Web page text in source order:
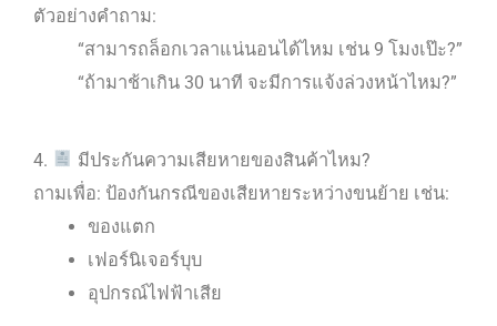
ตัวอย่างคำถาม:
“สามารถล็อกเวลาแน่นอนได้ไหม เช่น 9 โมงเป๊ะ?”
“ถ้ามาช้าเกิน 30 นาที จะมีการแจ้งล่วงหน้าไหม?”
4.
มีประกันความเสียหายของสินค้าไหม?
ถามเพื่อ: ป้องกันกรณีของเสียหายระหว่างขนย้าย เช่น:
ของแตก
เฟอร์นิเจอร์บุบ
อุปกรณ์ไฟฟ้าเสีย